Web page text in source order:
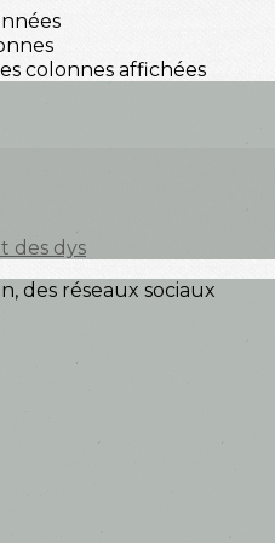
colonnes affichées
des dys
des réseaux sociaux